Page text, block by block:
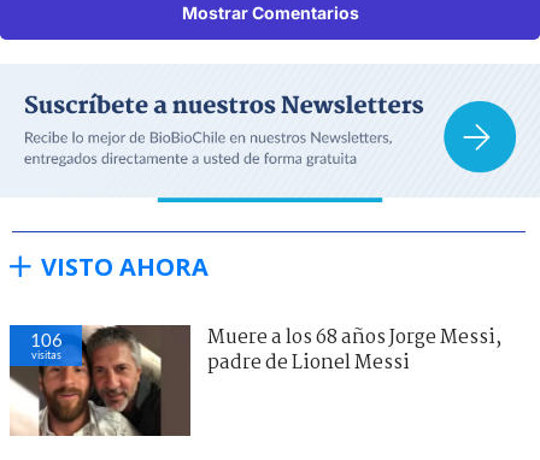
Mostrar Comentarios
VISTO AHORA
106
visitas
Muere a los 68 años Jorge Messi,
padre de Lionel Messi